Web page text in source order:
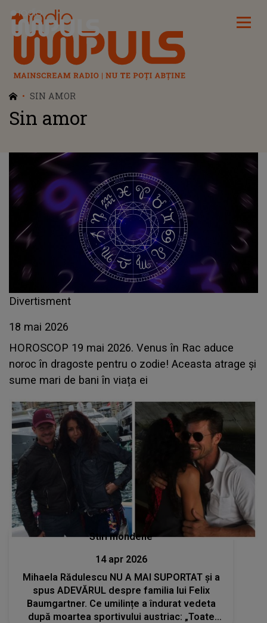
Radio Impuls
SIN AMOR
Sin amor
Divertisment
18 mai 2026
HOROSCOP 19 mai 2026. Venus în Rac aduce
noroc în dragoste pentru o zodie! Aceasta atrage și
sume mari de bani în viața ei
Stiri mondene
14 apr 2026
Mihaela Rădulescu NU A MAI SUPORTAT și a
spus ADEVĂRUL despre familia lui Felix
Baumgartner. Ce umilințe a îndurat vedeta
după moartea sportivului austriac: „Toate